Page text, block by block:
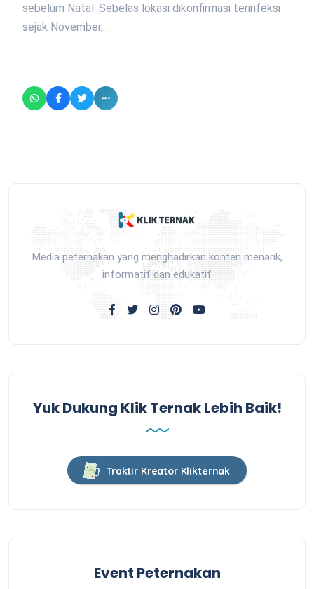
sebelum Natal. Sebelas lokasi dikonfirmasi terinfeksi
sejak November,…
Media peternakan yang menghadirkan konten menarik,
informatif dan edukatif
Yuk Dukung Klik Ternak Lebih Baik!
Traktir Kreator Klikternak
Event Peternakan